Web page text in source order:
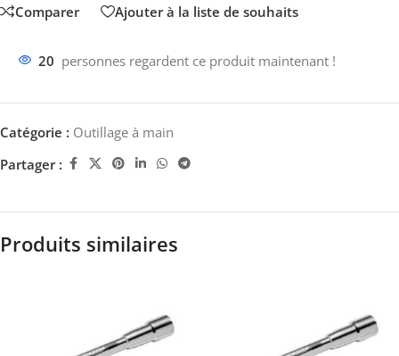
Comparer Ajouter à la liste de souhaits
20 personnes regardent ce produit maintenant !
Catégorie : Outillage à main
Partager :
Produits similaires